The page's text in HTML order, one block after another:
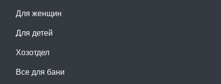
Для женщин
Для детей
Хозотдел
Все для бани